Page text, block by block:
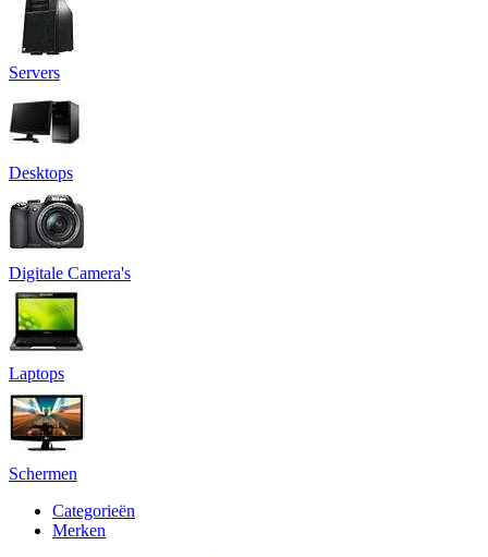
Servers
Desktops
Digitale Camera's
Laptops
Schermen
Categorieën
Merken